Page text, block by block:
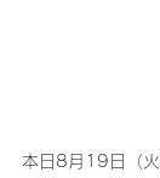
本日8月19日（